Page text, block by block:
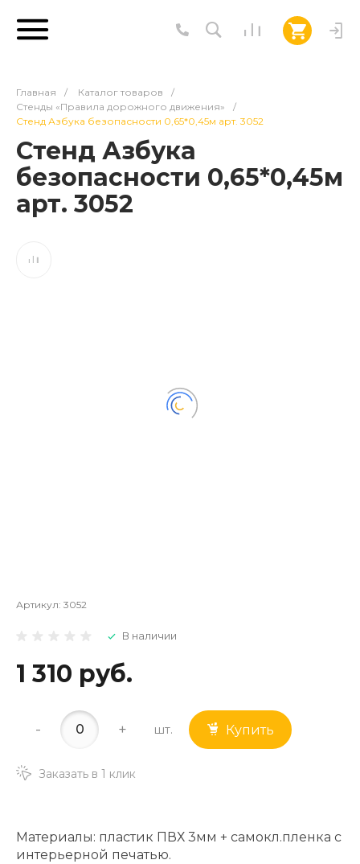
Главная / Каталог товаров
/
Стенды «Правила дорожного движения»
/
Стенд Азбука безопасности 0,65*0,45м арт. 3052
Стенд Азбука
безопасности 0,65*0,45м
арт. 3052
Артикул: 3052
В наличии
1 310 руб.
- + шт. Купить
Заказать в 1 клик
Материалы: пластик ПВХ 3мм + самокл.пленка с
интерьерной печатью.